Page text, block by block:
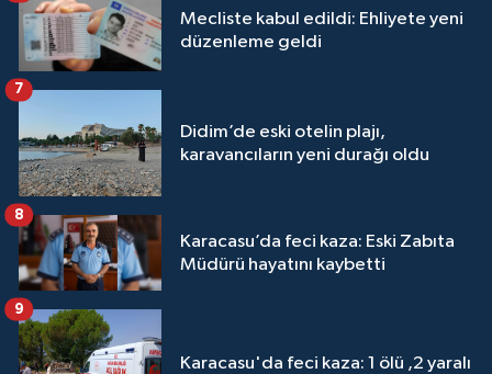
Mecliste kabul edildi: Ehliyete yeni
düzenleme geldi
Didim’de eski otelin plajı,
karavancıların yeni durağı oldu
7
Karacasu’da feci kaza: Eski Zabıta
Müdürü hayatını kaybetti
8
Karacasu'da feci kaza: 1 ölü ,2 yaralı
9